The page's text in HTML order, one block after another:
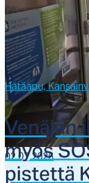
02.07.2026
Hätäapu,
Ve­nä­jän
myös